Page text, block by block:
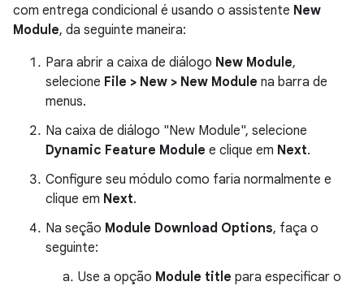
com entrega condicional é usando o assistente New
Module, da seguinte maneira:
Para abrir a caixa de diálogo New Module,
selecione File > New > New Module na barra de
menus.
Na caixa de diálogo "New Module", selecione
Dynamic Feature Module e clique em Next.
Configure seu módulo como faria normalmente e
clique em Next.
Na seção Module Download Options, faça o
seguinte:
Use a opção Module title para especificar o